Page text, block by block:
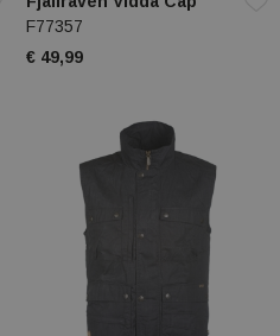
F77357
€ 49,99